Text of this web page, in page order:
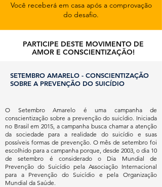
Você receberá em casa após a comprovação
do desafio.
PARTICIPE DESTE MOVIMENTO DE
AMOR E CONSCIENTIZAÇÃO!
SETEMBRO AMARELO - CONSCIENTIZAÇÃO
SOBRE A PREVENÇÃO DO SUICÍDIO
O Setembro Amarelo é uma campanha de
conscientização sobre a prevenção do suicídio. Iniciada
no Brasil em 2015, a campanha busca chamar a atenção
da sociedade para a realidade do suicídio e suas
possíveis formas de prevenção. O mês de setembro foi
escolhido para a campanha porque, desde 2003, o dia 10
de setembro é considerado o Dia Mundial de
Prevenção do Suicídio pela Associação Internacional
para a Prevenção do Suicídio e pela Organização
Mundial da Saúde.